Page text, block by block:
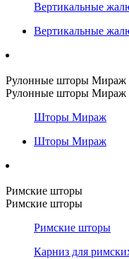
Вертикальные
Вертикальные
Рулонные шторы Мираж
Рулонные шторы Мираж
Шторы Мираж
Шторы Мираж
Римские шторы
Римские шторы
Римские шторы
Карниз для